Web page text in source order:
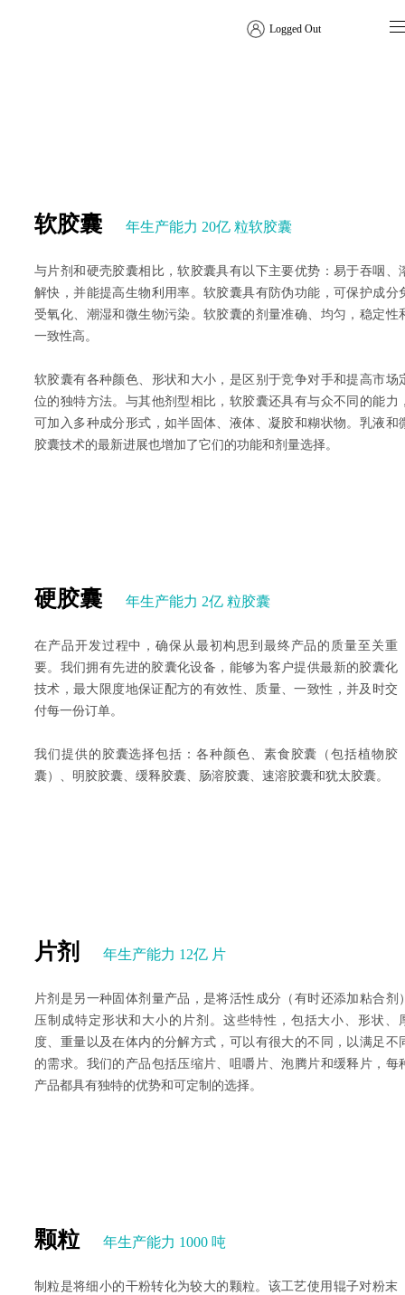
Logged Out
软胶囊 年生产能力 20亿 粒软胶囊
与片剂和硬壳胶囊相比，软胶囊具有以下主要优势：易于吞咽、
解快，并能提高生物利用率。软胶囊具有防伪功能，可保护成分
受氧化、潮湿和微生物污染。软胶囊的剂量准确、均匀，稳定性
一致性高。
软胶囊有各种颜色、形状和大小，是区别于竞争对手和提高市场
位的独特方法。与其他剂型相比，软胶囊还具有与众不同的能力
可加入多种成分形式，如半固体、液体、凝胶和糊状物。乳液和
胶囊技术的最新进展也增加了它们的功能和剂量选择。
硬胶囊 年生产能力 2亿 粒胶囊
在产品开发过程中，确保从最初构思到最终产品的质量至关重
要。我们拥有先进的胶囊化设备，能够为客户提供最新的胶囊化
技术，最大限度地保证配方的有效性、质量、一致性，并及时交
付每一份订单。
我们提供的胶囊选择包括：各种颜色、素食胶囊（包括植物胶
囊）、明胶胶囊、缓释胶囊、肠溶胶囊、速溶胶囊和犹太胶囊。
片剂 年生产能力 12亿 片
片剂是另一种固体剂量产品，是将活性成分（有时还添加粘合剂
压制成特定形状和大小的片剂。这些特性，包括大小、形状、
度、重量以及在体内的分解方式，可以有很大的不同，以满足不
的需求。我们的产品包括压缩片、咀嚼片、泡腾片和缓释片，每
产品都具有独特的优势和可定制的选择。
颗粒 年生产能力 1000 吨
制粒是将细小的干粉转化为较大的颗粒。该工艺使用辊子对粉末